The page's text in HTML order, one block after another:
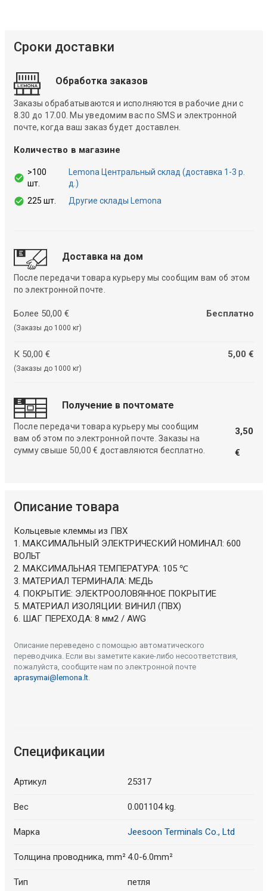
Сроки доставки
Обработка заказов
Заказы обрабатываются и исполняются в рабочие дни с
8.30 до 17.00. Мы уведомим вас по SMS и электронной
почте, когда ваш заказ будет доставлен.
Количество в магазине
>100
шт.
Lemona Центральный склад (доставка 1-3 р.
д.)
225 шт.
Другие склады Lemona
Доставка на дом
После передачи товара курьеру мы сообщим вам об этом
по электронной почте.
Более 50,00 €
(Заказы до 1000 кг)
Бесплатно
К 50,00 €
(Заказы до 1000 кг)
5,00 €
Получение в почтомате
После передачи товара курьеру мы сообщим
вам об этом по электронной почте. Заказы на
сумму свыше 50,00 € доставляются бесплатно.
3,50
€
Описание товара
Кольцевые клеммы из ПВХ
1. МАКСИМАЛЬНЫЙ ЭЛЕКТРИЧЕСКИЙ НОМИНАЛ: 600
ВОЛЬТ
2. МАКСИМАЛЬНАЯ ТЕМПЕРАТУРА: 105 ℃
3. МАТЕРИАЛ ТЕРМИНАЛА: МЕДЬ
4. ПОКРЫТИЕ: ЭЛЕКТРООЛОВЯННОЕ ПОКРЫТИЕ
5. МАТЕРИАЛ ИЗОЛЯЦИИ: ВИНИЛ (ПВХ)
6. ШАГ ПЕРЕХОДА: 8 мм2 / AWG
Описание переведено с помощью автоматического
переводчика. Если вы заметите какие-либо несоответствия,
пожалуйста, сообщите нам по электронной почте
aprasymai@lemona.lt.
Спецификации
Артикул 25317
Вес 0.001104 kg.
Марка Jeesoon Terminals Co., Ltd
Толщина проводника, mm²4.0-6.0mm²
Тип петля